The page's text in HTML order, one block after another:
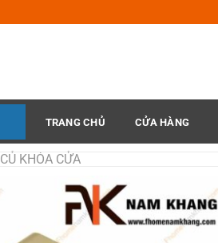
TRANG CHỦ CỬA HÀNG
CỦ KHÓA CỬA